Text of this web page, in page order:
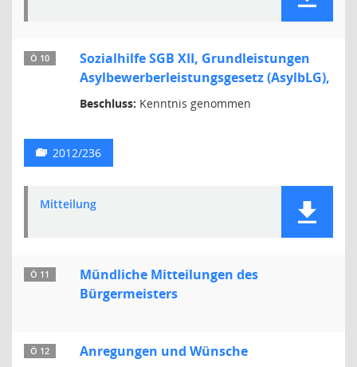
Ö 10
Sozialhilfe SGB XII, Grundleistungen
Asylbewerberleistungsgesetz (AsylbLG),
Beschluss: Kenntnis genommen
2012/236
Mitteilung
Ö 11
Mündliche Mitteilungen des
Bürgermeisters
Ö 12 Anregungen und Wünsche